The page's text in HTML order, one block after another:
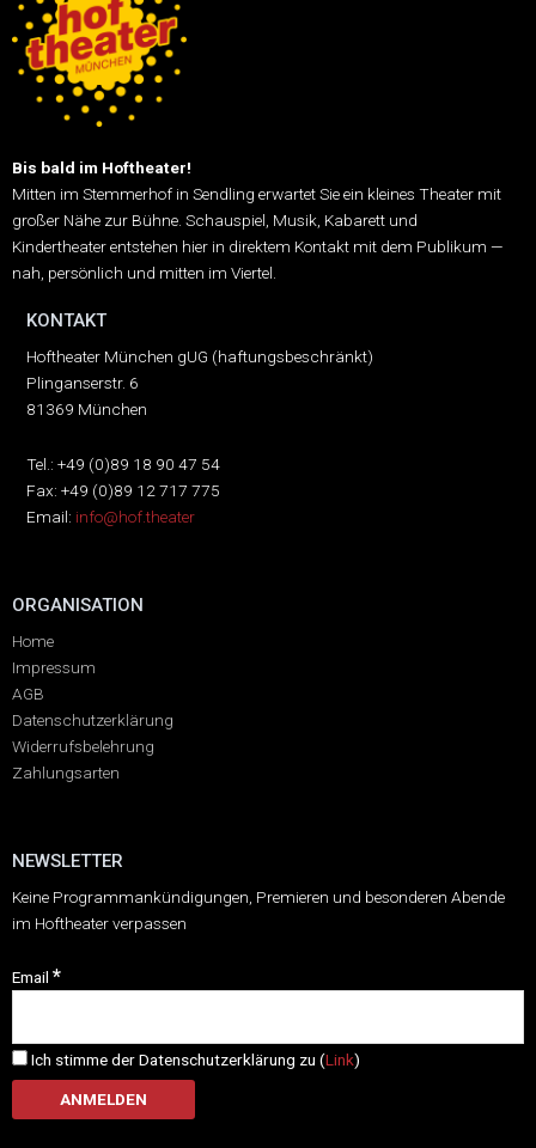
Bis bald im Hoftheater!
Mitten im Stemmerhof in Sendling erwartet Sie ein kleines Theater mit
großer Nähe zur Bühne. Schauspiel, Musik, Kabarett und
Kindertheater entstehen hier in direktem Kontakt mit dem Publikum —
nah, persönlich und mitten im Viertel.
KONTAKT
Hoftheater München gUG (haftungsbeschränkt)
Plinganserstr. 6
81369 München
Tel.: +49 (0)89 18 90 47 54
Fax: +49 (0)89 12 717 775
Email: info@hof.theater
ORGANISATION
Home
Impressum
AGB
Datenschutzerklärung
Widerrufsbelehrung
Zahlungsarten
NEWSLETTER
Keine Programmankündigungen, Premieren und besonderen Abende
im Hoftheater verpassen
Email *
Ich stimme der Datenschutzerklärung zu (Link)